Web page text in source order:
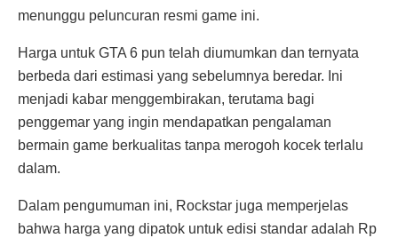
menunggu peluncuran resmi game ini.
Harga untuk GTA 6 pun telah diumumkan dan ternyata
berbeda dari estimasi yang sebelumnya beredar. Ini
menjadi kabar menggembirakan, terutama bagi
penggemar yang ingin mendapatkan pengalaman
bermain game berkualitas tanpa merogoh kocek terlalu
dalam.
Dalam pengumuman ini, Rockstar juga memperjelas
bahwa harga yang dipatok untuk edisi standar adalah Rp